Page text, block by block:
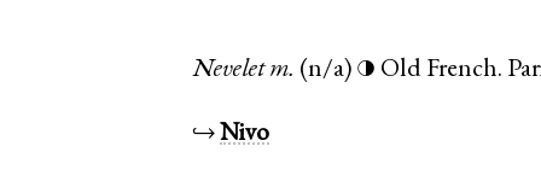
Nevelet m. (n/a) ◑ Old French.
↪Nivo